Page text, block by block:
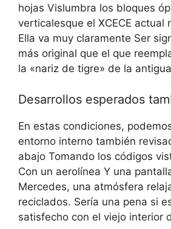
hojas Vislumbra los bloques
verticalesque el XCECE actual
Ella va muy claramente Ser
más original que el que
la «nariz de tigre» de la
Desarrollos esperados
En estas condiciones,
entorno interno también
abajo Tomando los códigos
Con un aerolínea Y una
Mercedes, una atmósfera
reciclados. Sería una pena si
satisfecho con el viejo interior